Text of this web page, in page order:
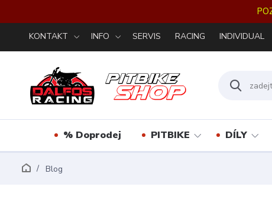
KONTAKT INFO SERVIS RACING INDIVIDUAL
% Doprodej PITBIKE DÍLY
Blog